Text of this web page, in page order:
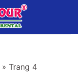
» Trang 4